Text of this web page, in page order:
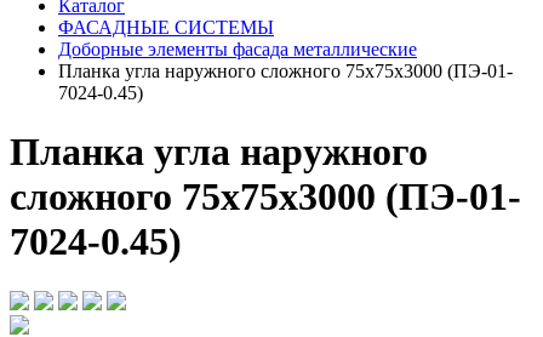
Каталог
ФАСАДНЫЕ СИСТЕМЫ
Доборные элементы фасада металлические
Планка угла наружного сложного 75х75х3000 (ПЭ-01-
7024-0.45)
Планка угла наружного
сложного 75х75х3000 (ПЭ-01-
7024-0.45)